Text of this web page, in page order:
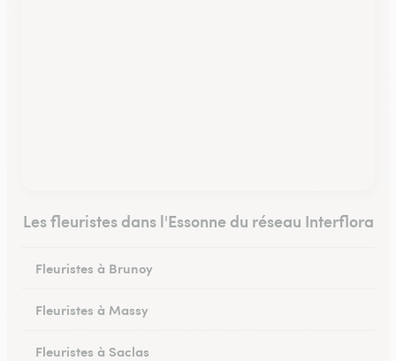
Les fleuristes dans l'Essonne du réseau Interflora
Fleuristes à Brunoy
Fleuristes à Massy
Fleuristes à Saclas